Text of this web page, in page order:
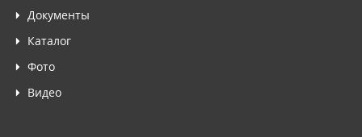
Документы
Каталог
Фото
Видео